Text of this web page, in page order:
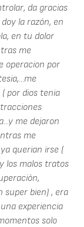
da gracias
la razón, en
en tu dolor
me
operacion por
por dios tenia
me dejaron
me
querian irse (
los malos tratos
super bien) , era
experiencia
solo